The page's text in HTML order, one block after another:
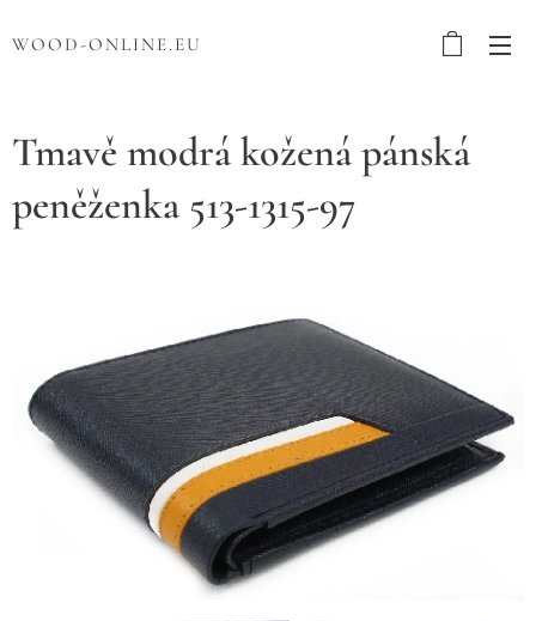
WOOD-ONLINE.EU
Tmavě modrá kožená pánská
peněženka 513-1315-97